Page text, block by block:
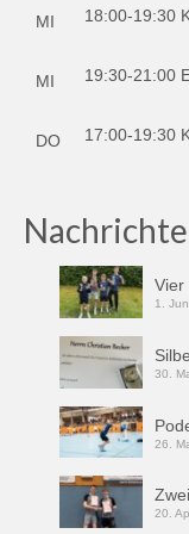
MI 18:00-19:30
MI 19:30-21:00
DO 17:00-19:30
Vier
1.
30.
26.
20.